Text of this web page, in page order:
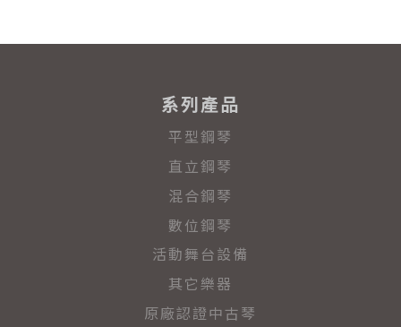
系列產品
平型鋼琴
直立鋼琴
混合鋼琴
數位鋼琴
活動舞台設備
其它樂器
原廠認證中古琴